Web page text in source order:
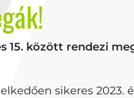
15. között rendezi
sikeres 2023.